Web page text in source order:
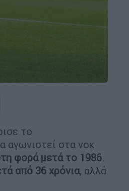
το
αγωνιστεί στα νοκ
φορά μετά το 1986.
από 36 χρόνια, αλλά